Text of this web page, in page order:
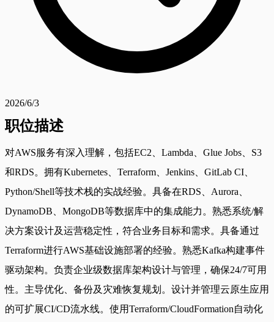
2026/6/3
职位描述
对AWS服务有深入理解，包括EC2、Lambda、Glue Jobs、S3
和RDS。拥有Kubernetes、Terraform、Jenkins、GitLab CI、
Python/Shell等技术栈的实战经验。具备在RDS、Aurora、
DynamoDB、MongoDB等数据库中的集成能力。熟悉系统/解
决方案设计及运营稳定性，符合业务目标和需求。具备通过
Terraform进行AWS基础设施部署的经验。熟悉Kafka构建事件
驱动架构。负责企业级数据库架构设计与管理，确保24/7可用
性。主导优化、备份及灾难恢复规划。设计并管理云原生应用
的可扩展CI/CD流水线。使用Terraform/CloudFormation自动化